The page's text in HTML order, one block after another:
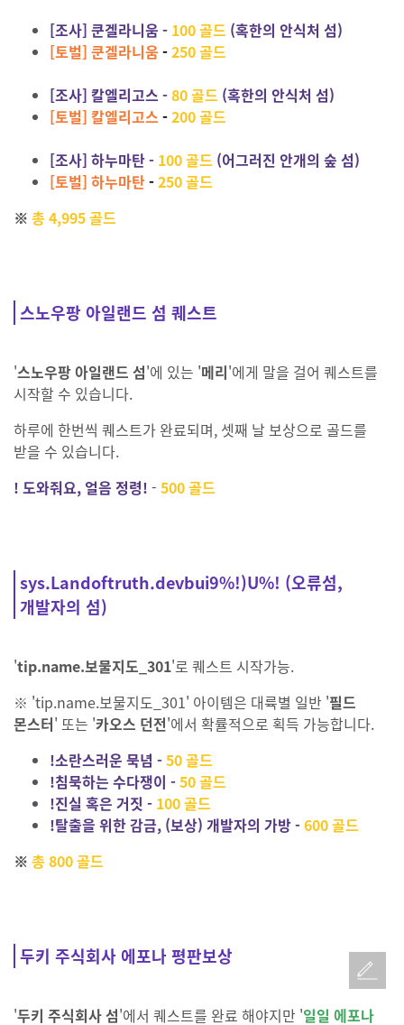
[조사] 쿤겔라니움 - 100 골드 (혹한의 안식처 섬)
[토벌] 쿤겔라니움 -250 골드
[조사] 칼엘리고스 -80 골드 (혹한의 안식처 섬)
[토벌] 칼엘리고스 -200골드
[조사] 하누마탄 - 100 골드 (어그러진 안개의 숲 섬)
[토벌] 하누마탄-250 골드
※ 총 4,995 골드
스노우팡 아일랜드 섬 퀘스트
'스노우팡 아일랜드 섬'에 있는 '메리'에게 말을 걸어 퀘스트를
시작할 수 있습니다.
하루에 한번씩 퀘스트가 완료되며, 셋째 날 보상으로 골드를
받을 수 있습니다.
! 도와줘요, 얼음 정령! - 500 골드
sys.Landoftruth.devbui9%!)U%! (오류섬,
개발자의 섬)
'tip.name.보물지도_301'로 퀘스트 시작가능.
※ 'tip.name.보물지도_301' 아이템은 대륙별 일반 '필드
몬스터' 또는 '카오스 던전'에서 확률적으로 획득 가능합니다.
!소란스러운 묵념 -50 골드
!침묵하는 수다쟁이 -50 골드
!진실 혹은 거짓 - 100 골드
!탈출을 위한 감금, (보상) 개발자의 가방 -600 골드
※ 총 800 골드
두키 주식회사 에포나 평판보상
'두키 주식회사 섬'에서 퀘스트를 완료 해야지만 '일일 에포나